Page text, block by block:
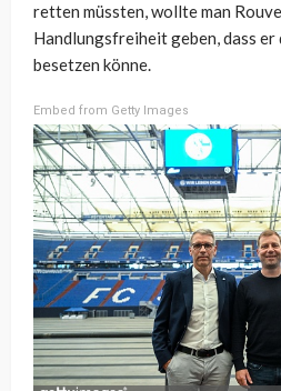
retten müssten, wollte man
Handlungsfreiheit geben, dass
besetzen könne.
Embed from Getty Images